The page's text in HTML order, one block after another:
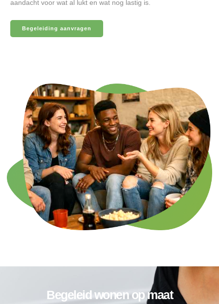
aandacht voor wat al lukt en wat nog lastig is.
Begeleiding aanvragen
Begeleid wonen op maat